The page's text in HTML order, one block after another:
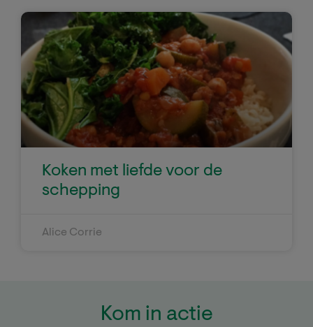
Koken met liefde voor de
schepping
Alice Corrie
Kom in actie